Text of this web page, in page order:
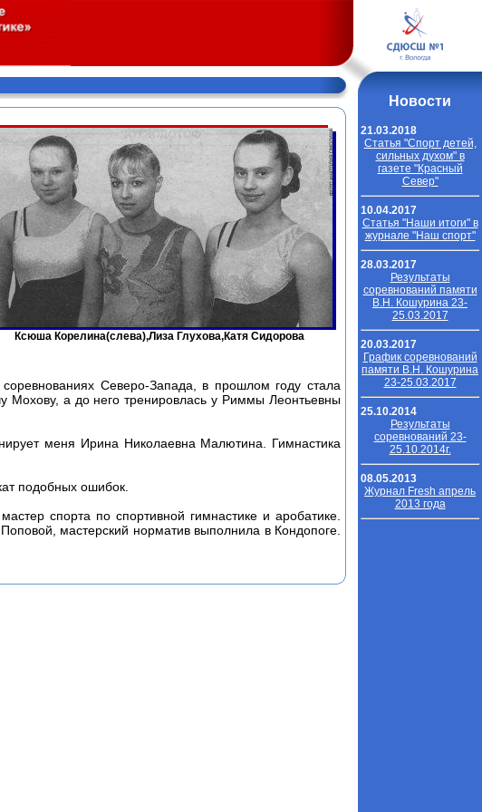
Ксюша Корелина(слева),Лиза Глухова,Катя Сидорова
Северо-Запада, в прошлом году стала
Мохову, а до него тренировлась у Риммы Леонтьевны
меня Ирина Николаевна Малютина. Гимнастика
подобных ошибок.
спорта по спортивной гимнастике и аробатике.
мастерский норматив выполнила в Кондопоге.
Новости
21.03.2018
Cтатья "Спорт детей,
сильных духом" в
газете "Красный
Север"
10.04.2017
Cтатья "Наши итоги" в
журнале "Наш спорт"
28.03.2017
Результаты
соревнований памяти
В.Н. Кошурина 23-
25.03.2017
20.03.2017
График соревнований
памяти В.Н. Кошурина
23-25.03.2017
25.10.2014
Результаты
соревнований 23-
25.10.2014г.
08.05.2013
Журнал Fresh апрель
2013 года